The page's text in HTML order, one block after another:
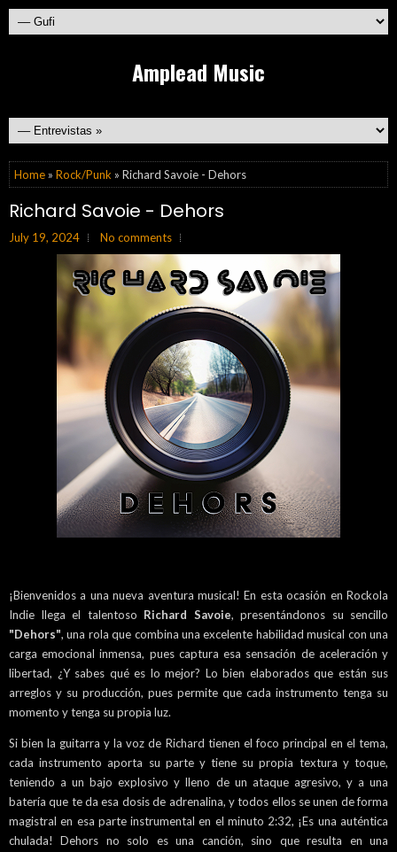
Amplead Music
Home » Rock/Punk » Richard Savoie - Dehors
Richard Savoie - Dehors
July 19, 2024 No comments
¡Bienvenidos a una nueva aventura musical! En esta ocasión en Rockola
Indie llega el talentoso Richard Savoie, presentándonos su sencillo
"Dehors", una rola que combina una excelente habilidad musical con una
carga emocional inmensa, pues captura esa sensación de aceleración y
libertad, ¿Y sabes qué es lo mejor? Lo bien elaborados que están sus
arreglos y su producción, pues permite que cada instrumento tenga su
momento y tenga su propia luz.
Si bien la guitarra y la voz de Richard tienen el foco principal en el tema,
cada instrumento aporta su parte y tiene su propia textura y toque,
teniendo a un bajo explosivo y lleno de un ataque agresivo, y a una
batería que te da esa dosis de adrenalina, y todos ellos se unen de forma
magistral en esa parte instrumental en el minuto 2:32, ¡Es una auténtica
chulada! Dehors no solo es una canción, sino que resulta en una